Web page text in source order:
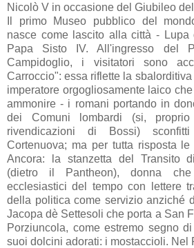
Nicolò V in occasione del Giubileo
Il primo Museo pubblico del
nasce come lascito alla città -
Papa Sisto IV. All'ingresso del
Campidoglio, i visitatori sono
Carroccio": essa riflette la
imperatore orgogliosamente laico
ammonire - i romani portando in
dei Comuni lombardi (si,
rivendicazioni di Bossi)
Cortenuova; ma per tutta risposta
Ancora: la stanzetta del Transito
(dietro il Pantheon), donna
ecclesiastici del tempo con lettere
della politica come servizio anziché
Jacopa dè Settesoli che porta a San
Porziuncola, come estremo segno
suoi dolcini adorati: i mostaccioli. Nel